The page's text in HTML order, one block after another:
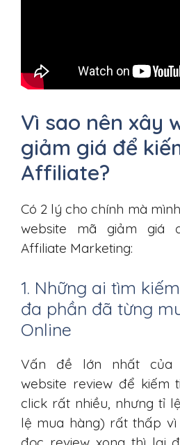
Vì sao nên xây
giảm giá để
Affiliate?
Có 2 lý cho chính mà
website mã giảm giá
Affiliate Marketing:
1. Những ai tìm
đa phần đã từng
Online
Vấn đề lớn nhất của
website review để kiếm
click rất nhiều, nhưng tỉ
lệ mua hàng) rất thấp